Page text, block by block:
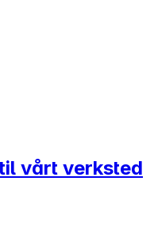
vårt verksted